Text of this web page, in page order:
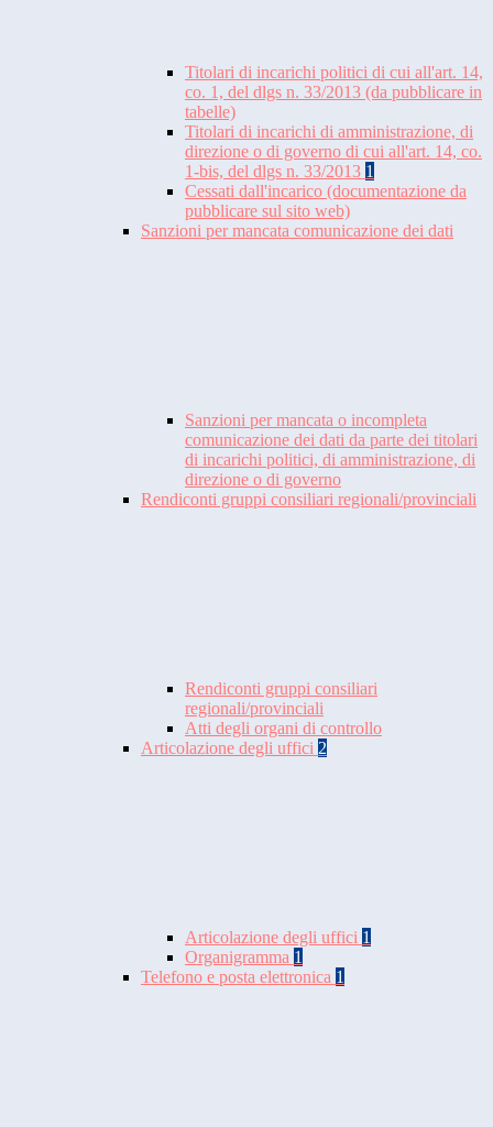
Titolari di incarichi politici di cui all'art. 14,
co. 1, del dlgs n. 33/2013 (da pubblicare in
tabelle)
Titolari di incarichi di amministrazione, di
direzione o di governo di cui all'art. 14, co.
1-bis, del dlgs n. 33/2013 1
Cessati dall'incarico (documentazione da
pubblicare sul sito web)
Sanzioni per mancata comunicazione dei dati
Sanzioni per mancata o incompleta
comunicazione dei dati da parte dei titolari
di incarichi politici, di amministrazione, di
direzione o di governo
Rendiconti gruppi consiliari regionali/provinciali
Rendiconti gruppi consiliari
regionali/provinciali
Atti degli organi di controllo
Articolazione degli uffici 2
Articolazione degli uffici 1
Organigramma 1
Telefono e posta elettronica 1